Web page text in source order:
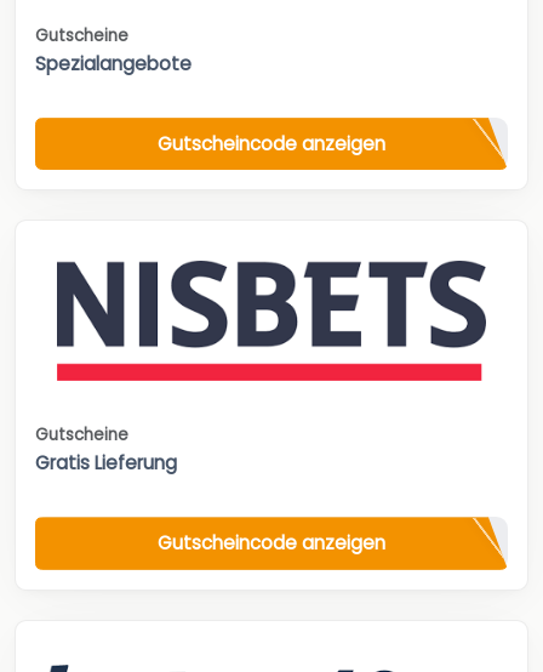
Gutscheine
Spezialangebote
Gutscheincode anzeigen
Gutscheine
Gratis Lieferung
Gutscheincode anzeigen